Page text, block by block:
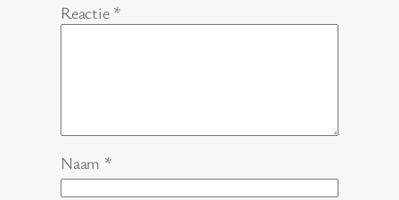
Reactie *
Naam *